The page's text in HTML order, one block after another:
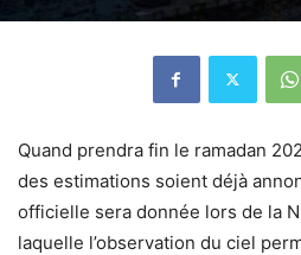
Quand prendra fin le ramadan
des estimations soient déjà
officielle sera donnée lors de la
laquelle l’observation du ciel